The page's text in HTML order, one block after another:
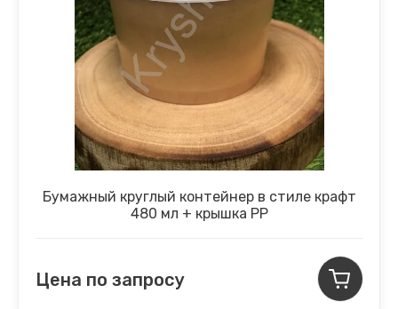
Бумажный круглый контейнер в стиле крафт
480 мл + крышка PP
Цена по запросу